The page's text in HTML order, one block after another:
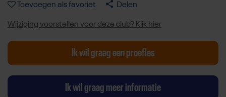
Toevoegen als favoriet Delen
Wijziging voorstellen voor deze club? Klik hier
Ik wil graag een proefles
Ik wil graag meer informatie